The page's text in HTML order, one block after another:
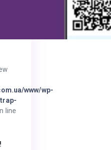
www/wp-
line